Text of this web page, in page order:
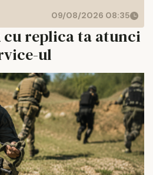
09/08/2026 08:35
cu replica ta atunci
ul